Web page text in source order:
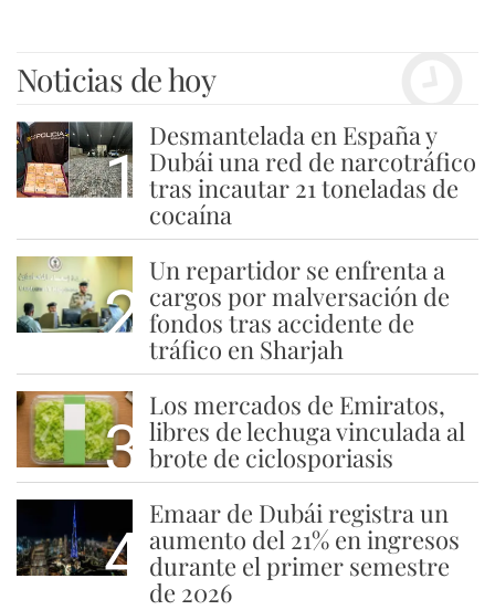
Noticias de hoy
1
Desmantelada en España y
Dubái una red de narcotráfico
tras incautar 21 toneladas de
cocaína
2
Un repartidor se enfrenta a
cargos por malversación de
fondos tras accidente de
tráfico en Sharjah
3
Los mercados de Emiratos,
libres de lechuga vinculada al
brote de ciclosporiasis
4
Emaar de Dubái registra un
aumento del 21% en ingresos
durante el primer semestre
de 2026